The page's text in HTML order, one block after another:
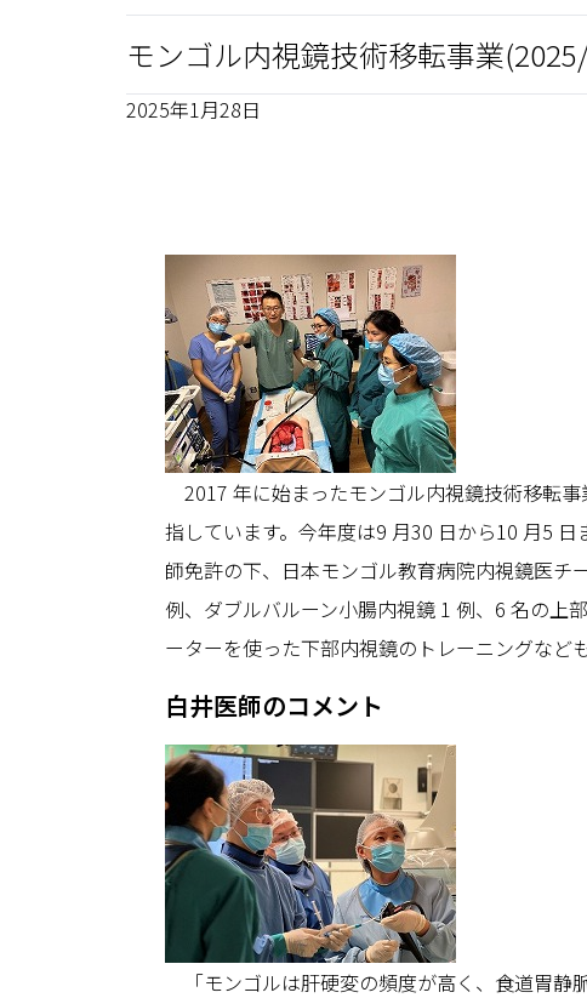
モンゴル内視鏡技術移転事業
2025年1月28日
2017 年に始まったモンゴル内視鏡技術移転
指しています。今年度は9 月30 日から10 月5
師免許の下、日本モンゴル教育病院内視鏡医チ
例、ダブルバルーン小腸内視鏡 1 例、6 名の上
ーターを使った下部内視鏡のトレーニングなど
白井医師のコメント
「モンゴルは肝硬変の頻度が高く、食道胃静